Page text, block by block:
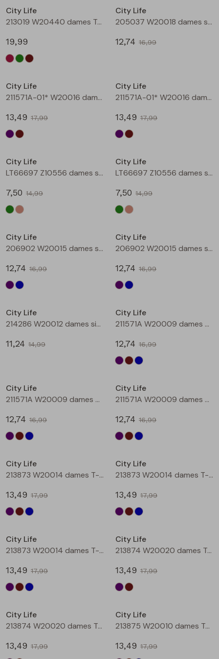
Blouses lange mouw
Sweatshirts
Gilet spencers
Jackjes
Blazers
Bermuda's
Bermuda's
Lange broek
Jackjes
Jassen
Leggings
Rokken
Lange broeken
Lange broeken
Leggings
T-shirts lange mouw
Tops
Vesten
City Life
213019 W20440 dames T-shirt lm Bruin
19,99
City Life
205037 W20018 dames singlet Aubergine
12,74 16,99
City Life
211571A-01* W20016 dames T-shirt km aubergine
13,49 17,99
City Life
211571A-01* W20016 dames T-shirt km bruin
13,49 17,99
City Life
LT66697 Z10556 dames singlet Army
7,50 14,99
City Life
LT66697 Z10556 dames singlet Kit
7,50 14,99
City Life
206902 W20015 dames singlet Aubergine
12,74 16,99
City Life
206902 W20015 dames singlet Petrol
12,74 16,99
City Life
214286 W20012 dames singlet Petrol
11,24 14,99
City Life
211571A W20009 dames T-shirt km Aubergine
12,74 16,99
City Life
211571A W20009 dames T-shirt km Bruin
12,74 16,99
City Life
211571A W20009 dames T-shirt km Petrol
12,74 16,99
City Life
213873 W20014 dames T-shirt km Aubergine
13,49 17,99
City Life
213873 W20014 dames T-shirt km Bruin
13,49 17,99
City Life
213873 W20014 dames T-shirt km Petrol
13,49 17,99
City Life
213874 W20020 dames T-shirt km Aubergine
13,49 17,99
City Life
213874 W20020 dames T-shirt km Bruin
13,49 17,99
City Life
213875 W20010 dames T-shirt km Aubergine
13,49 17,99